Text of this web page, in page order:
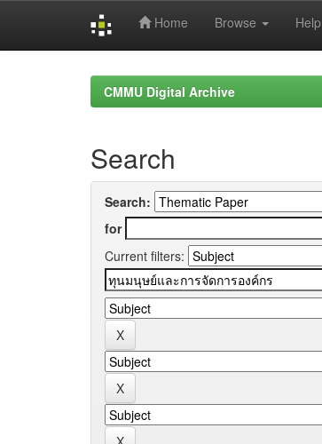
Home Browse Help
CMMU Digital Archive
Search
Search:
for
Current filters: